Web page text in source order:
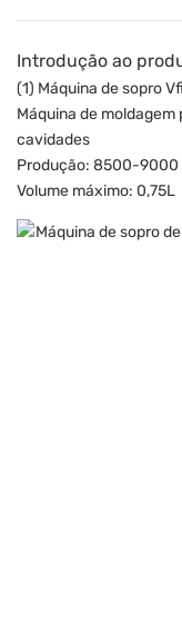
Introdução ao
(1) Máquina de sopro
Máquina de
cavidades
Produção: 8500-9000
Volume máximo: 0,75L